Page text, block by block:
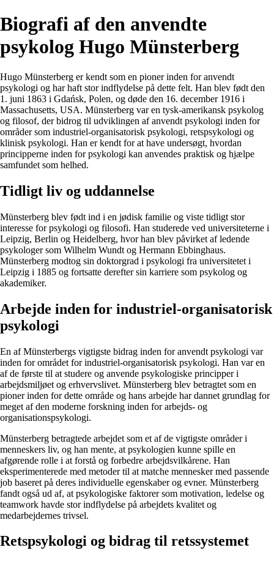
Biografi af den anvendte
psykolog Hugo Münsterberg
Hugo Münsterberg er kendt som en pioner inden for anvendt
psykologi og har haft stor indflydelse på dette felt. Han blev født den
1. juni 1863 i Gdańsk, Polen, og døde den 16. december 1916 i
Massachusetts, USA. Münsterberg var en tysk-amerikansk psykolog
og filosof, der bidrog til udviklingen af anvendt psykologi inden for
områder som industriel-organisatorisk psykologi, retspsykologi og
klinisk psykologi. Han er kendt for at have undersøgt, hvordan
principperne inden for psykologi kan anvendes praktisk og hjælpe
samfundet som helhed.
Tidligt liv og uddannelse
Münsterberg blev født ind i en jødisk familie og viste tidligt stor
interesse for psykologi og filosofi. Han studerede ved universiteterne i
Leipzig, Berlin og Heidelberg, hvor han blev påvirket af ledende
psykologer som Wilhelm Wundt og Hermann Ebbinghaus.
Münsterberg modtog sin doktorgrad i psykologi fra universitetet i
Leipzig i 1885 og fortsatte derefter sin karriere som psykolog og
akademiker.
Arbejde inden for industriel-organisatorisk
psykologi
En af Münsterbergs vigtigste bidrag inden for anvendt psykologi var
inden for området for industriel-organisatorisk psykologi. Han var en
af de første til at studere og anvende psykologiske principper i
arbejdsmiljøet og erhvervslivet. Münsterberg blev betragtet som en
pioner inden for dette område og hans arbejde har dannet grundlag for
meget af den moderne forskning inden for arbejds- og
organisationspsykologi.
Münsterberg betragtede arbejdet som et af de vigtigste områder i
menneskers liv, og han mente, at psykologien kunne spille en
afgørende rolle i at forstå og forbedre arbejdsvilkårene. Han
eksperimenterede med metoder til at matche mennesker med passende
job baseret på deres individuelle egenskaber og evner. Münsterberg
fandt også ud af, at psykologiske faktorer som motivation, ledelse og
teamwork havde stor indflydelse på arbejdets kvalitet og
medarbejdernes trivsel.
Retspsykologi og bidrag til retssystemet